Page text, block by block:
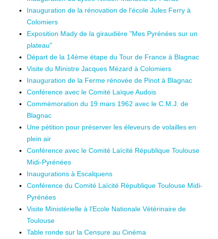
Inauguration de la rénovation de l'école Jules Ferry à
Colomiers
Exposition Mady de la giraudière "Mes Pyrénées sur un
plateau"
Départ de la 14ème étape du Tour de France à Blagnac
Visite du Ministre Jacques Mézard à Colomiers
Inauguration de la Ferme rénovée de Pinot à Blagnac
Conférence avec le Comité Laïque Audois
Commémoration du 19 mars 1962 avec le C.M.J. de
Blagnac
Une pétition pour préserver les éleveurs de volailles en
plein air
Conférence avec le Comité Laïcité République Toulouse
Midi-Pyrénées
Inaugurations à Escalquens
Conférence du Comité Laïcité République Toulouse Midi-
Pyrénées
Visite Ministérielle à l'Ecole Nationale Vétérinaire de
Toulouse
Table ronde sur la Censure au Cinéma